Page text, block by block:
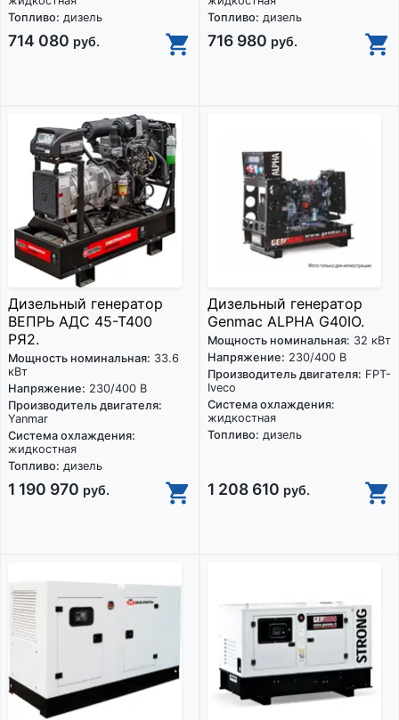
Топливо: дизель
714 080 руб.
Топливо: дизель
716 980 руб.
Дизельный генератор
ВЕПРЬ АДС 45-Т400
РЯ2.
Мощность номинальная: 33.6
кВт
Напряжение: 230/400 В
Производитель двигателя:
Yanmar
Система охлаждения:
жидкостная
Топливо: дизель
1 190 970 руб.
Дизельный генератор
Genmac ALPHA G40IO.
Мощность номинальная: 32 кВт
Напряжение: 230/400 В
Производитель двигателя: FPT-
Iveco
Система охлаждения:
жидкостная
Топливо: дизель
1 208 610 руб.